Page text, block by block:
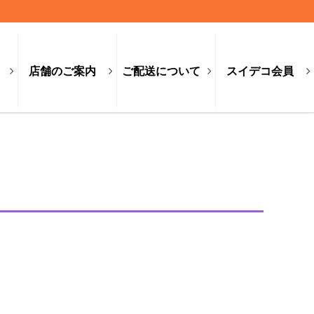
店舗のご案内 ご配送について スイデコ会員